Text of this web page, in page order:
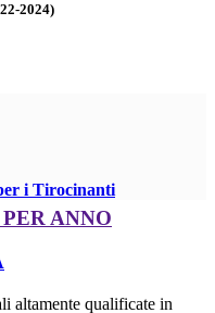
2024)
i Tirocinanti
ANNO
altamente qualificate in